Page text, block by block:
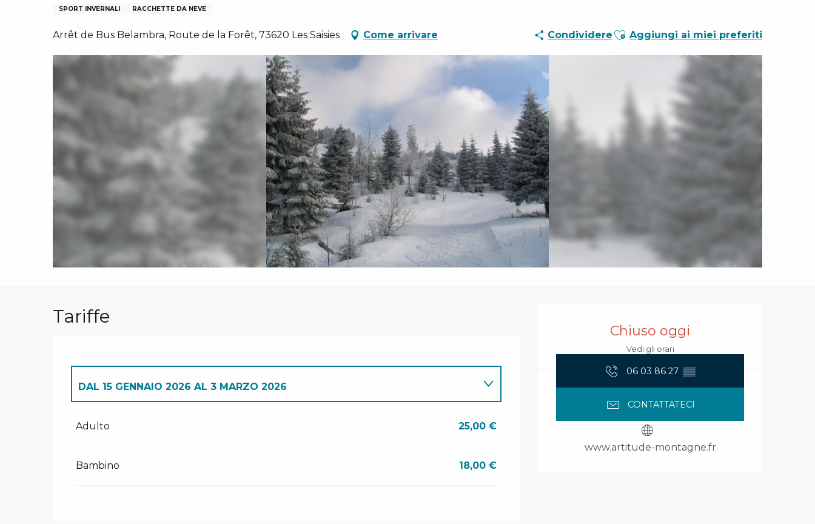
GRUPPI, COMITATI AZIENDALI
SPORT INVERNALI RACCHETTE DA NEVE
Arrêt de Bus Belambra, Route de la Forêt, 73620 Les Saisies Come arrivare Condividere Ajouter aux favoris
Aggiungi ai miei preferiti
Orari e contatti
Chiuso oggi
Vedi gli orari
06 03 86 27 ▒▒
CONTATTATECI
www.artitude-montagne.fr
Tariffe
DAL23 DICEMBRE 2025
DAL 15 GENNAIO 2026AL 3 MARZO 2026
Adulto 25,00 €
Bambino 18,00 €